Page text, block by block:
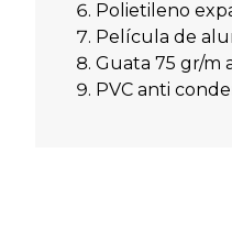
Polietileno
Película de
Guata 75 gr/m
PVC anti